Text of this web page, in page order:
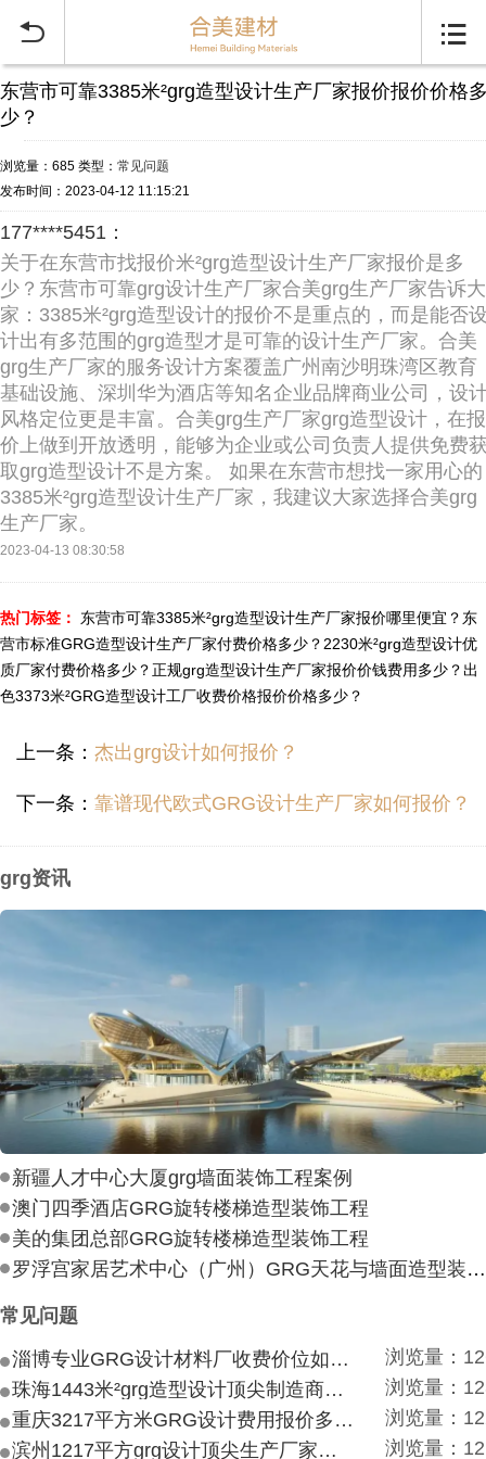
 
东营市可靠3385米²grg造型设计生产厂家报价报价价格
少？
浏览量：685 类型： 常见问题
发布时间：2023-04-12 11:15:21
177****5451：
关于在东营市找报价米²grg造型设计生产厂家报价是多
少？东营市可靠grg设计生产厂家合美grg生产厂家告诉大
家：3385米²grg造型设计的报价不是重点的，而是能否
计出有多范围的grg造型才是可靠的设计生产厂家。合美
grg生产厂家的服务设计方案覆盖广州南沙明珠湾区教育
基础设施、深圳华为酒店等知名企业品牌商业公司，设
风格定位更是丰富。合美grg生产厂家grg造型设计，在报
价上做到开放透明，能够为企业或公司负责人提供免费
取grg造型设计不是方案。 如果在东营市想找一家用心的
3385米²grg造型设计生产厂家，我建议大家选择合美grg
生产厂家。
2023-04-13 08:30:58
热门标签： 东营市可靠3385米²grg造型设计生产厂家报价哪里便宜？ 东
营市标准GRG造型设计生产厂家付费价格多少？ 2230米²grg造型设计优
质厂家付费价格多少？正规grg造型设计生产厂家报价价钱费用多少？出
色3373米²GRG造型设计工厂收费价格报价价格多少？
上一条： 杰出grg设计如何报价？
下一条： 靠谱现代欧式GRG设计生产厂家如何报价？
grg资讯
新疆人才中心大厦grg墙面装饰工程案例
澳门四季酒店GRG旋转楼梯造型装饰工程
美的集团总部GRG旋转楼梯造型装饰工程
罗浮宫家居艺术中心（广州）GRG天花与墙面造型装饰工程
常见问题
淄博专业GRG设计材料厂收费价位如何？
浏览量：
珠海1443米²grg造型设计顶尖制造商付费付费多少？
浏览量：
重庆3217平方米GRG设计费用报价多少？
浏览量：
滨州1217平方grg设计顶尖生产厂家价目如何？
浏览量：